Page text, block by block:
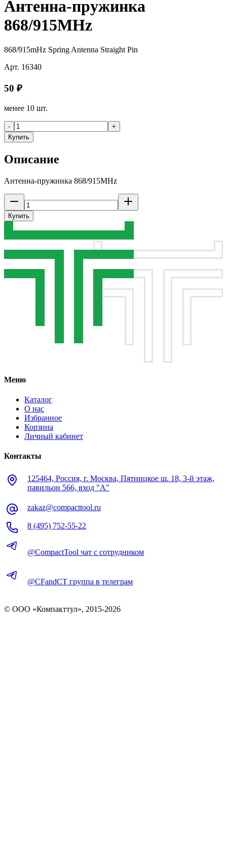
Антенна-пружинка
868/915MHz
868/915mHz Spring Antenna Straight Pin
Арт. 16340
50 ₽
менее 10 шт.
-
+
Купить
Описание
Антенна-пружинка 868/915MHz
Купить
Меню
Каталог
О нас
Избранное
Корзина
Личный кабинет
Контакты
125464, Россия, г. Москва, Пятницкое ш. 18, 3-й этаж,
павильон 566, вход "А"
zakaz@compacttool.ru
8 (495) 752-55-22
@CompactTool чат с сотрудником
@CFandCT группа в телеграм
© OOO «Компакттул», 2015-2026